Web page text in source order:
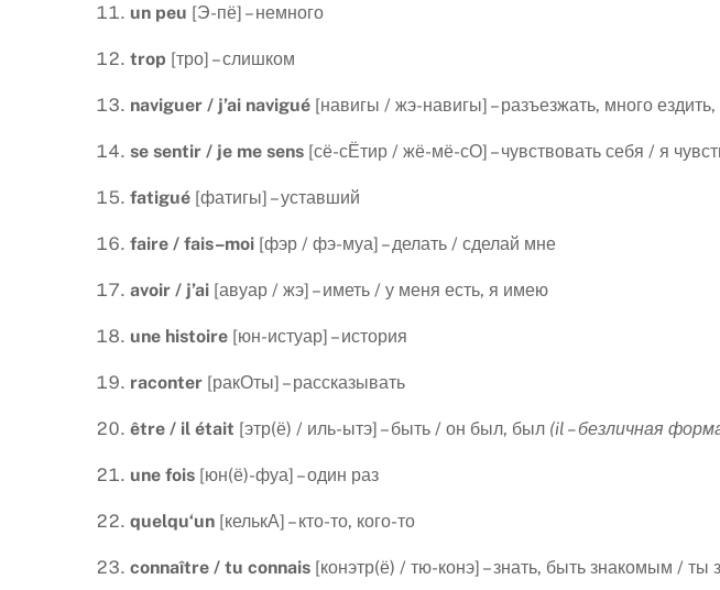
un peu [Э-пё] – немного
trop [тро] – слишком
naviguer/ j’ai navigué[навигы / жэ-навигы] – разъезжать, много
se sentir/ je me sens[сё-сЁтир / жё-мё-сО] – чувствовать себя / я
fatigué[фатигы] – уставший
faire/ fais–moi[фэр / фэ-муа] – делать / сделай мне
avoir/ j’ai[авуар / жэ] – иметь / у меня есть, я имею
une histoire[юн-истуар] – история
raconter[ракОты] – рассказывать
être/ ilétait [этр(ё) / иль-ытэ] – быть / он был, был (il – безличная
une fois[юн(ё)-фуа] – один раз
quelqu‘un[келькА] – кто-то, кого-то
connaître/ tu connais[конэтр(ё) / тю-конэ] – знать, быть знакомым / ты